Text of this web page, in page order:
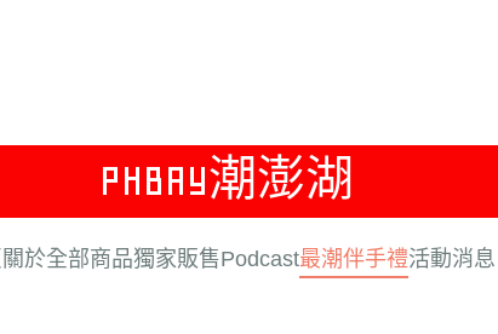
PHBAY潮澎湖
關於全部商品獨家販售Podcast最潮伴手禮活動消息